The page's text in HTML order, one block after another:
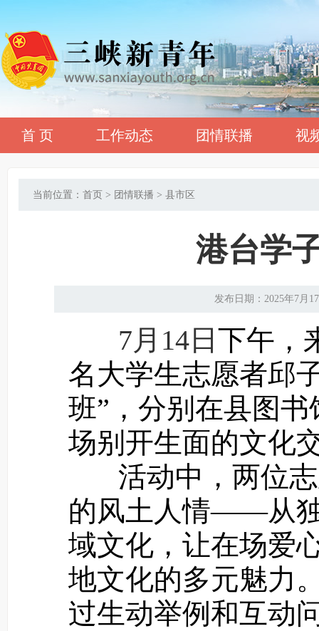
首 页 工作动态 团情联播 视
当前位置：首页 > 团情联播 > 县市区
港台学
发布日期：2025年7月
7月14日 下午，
名大学生志愿者邱
班”，分别在县图
场别开生面的文化
活动中，两位志
的风土人情——从
域文化，让在场爱
地文化的多元魅力
过生动举例和互动